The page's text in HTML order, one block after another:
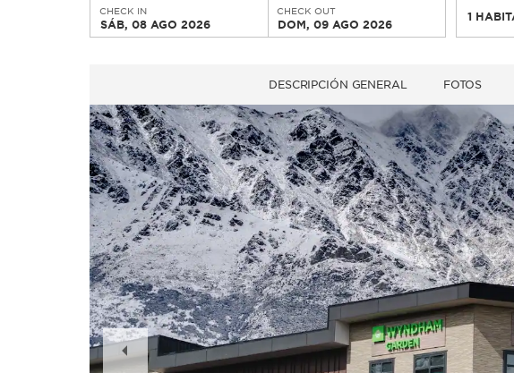
CHECK IN
SÁB, 08 AGO 2026
CHECK OUT
DOM, 09 AGO 2026
1
DESCRIPCIÓN GENERAL FOTOS
Previous
Slide